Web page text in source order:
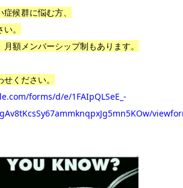
候群に悩む方、
。
額メンバーシップ制もあります。
ください。
forms/d/e/1FAIpQLSeE_-